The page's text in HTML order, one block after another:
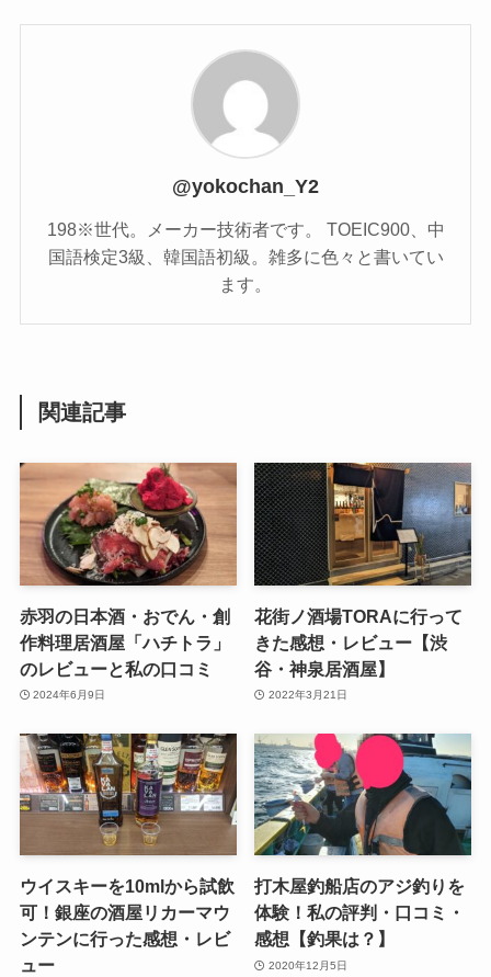
@yokochan_Y2
198※世代。メーカー技術者です。 TOEIC900、中
国語検定3級、韓国語初級。雑多に色々と書いてい
ます。
関連記事
赤羽の日本酒・おでん・創
作料理居酒屋「ハチトラ」
のレビューと私の口コミ
2024年6月9日
花街ノ酒場TORAに行って
きた感想・レビュー【渋
谷・神泉居酒屋】
2022年3月21日
ウイスキーを10mlから試飲
可！銀座の酒屋リカーマウ
ンテンに行った感想・レビ
ュー
打木屋釣船店のアジ釣りを
体験！私の評判・口コミ・
感想【釣果は？】
2020年12月5日